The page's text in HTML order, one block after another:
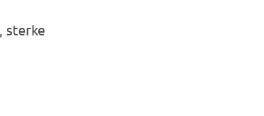
sterke